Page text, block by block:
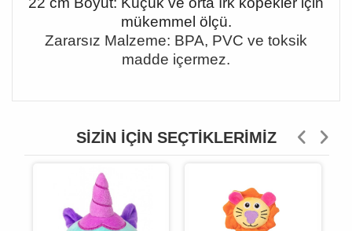
mükemmel ölçü.
Zararsız Malzeme: BPA, PVC ve toksik
madde içermez.
SIZIN İÇIN SEÇTIKLERIMIZ